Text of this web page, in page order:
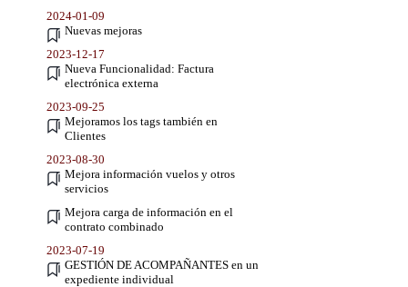
2024-01-09
Nuevas mejoras
2023-12-17
Nueva Funcionalidad: Factura
electrónica externa
2023-09-25
Mejoramos los tags también en
Clientes
2023-08-30
Mejora información vuelos y otros
servicios
Mejora carga de información en el
contrato combinado
2023-07-19
GESTIÓN DE ACOMPAÑANTES en un
expediente individual